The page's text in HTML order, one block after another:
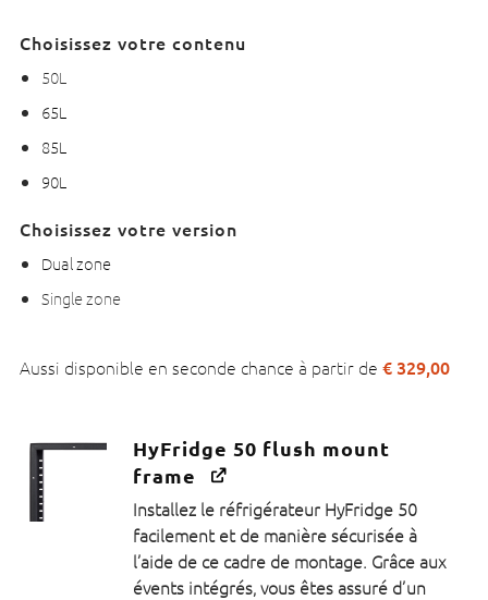
Choisissez votre contenu
50L
65L
85L
90L
Choisissez votre version
Dual zone
Single zone
Aussi disponible en seconde chance à partir de €329,00
HyFridge 50 flush mount
frame
Installez le réfrigérateur HyFridge 50
facilement et de manière sécurisée à
l’aide de ce cadre de montage. Grâce aux
évents intégrés, vous êtes assuré d’un